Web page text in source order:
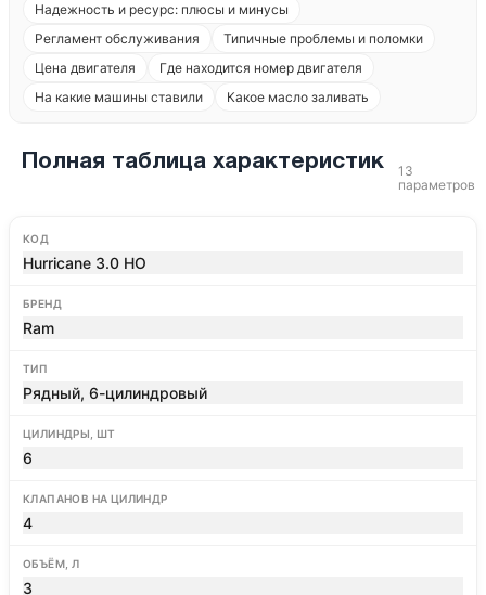
Надежность и ресурс: плюсы и минусы
Регламент обслуживания
Типичные проблемы и поломки
Цена двигателя
Где находится номер двигателя
На какие машины ставили
Какое масло заливать
Полная таблица характеристик
13
параметров
КОД
Hurricane 3.0 HO
БРЕНД
Ram
ТИП
Рядный, 6-цилиндровый
ЦИЛИНДРЫ, ШТ
6
КЛАПАНОВ НА ЦИЛИНДР
4
ОБЪЁМ, Л
3